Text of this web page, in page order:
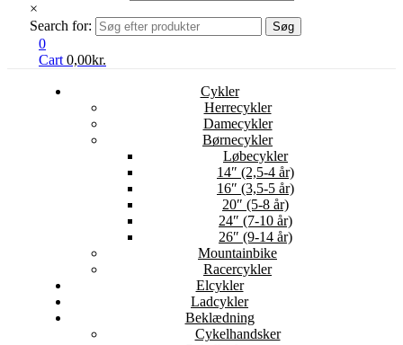
×
Search for:
Søg
0
Cart 0,00kr.
Cykler
Herrecykler
Damecykler
Børnecykler
Løbecykler
14″ (2,5-4 år)
16″ (3,5-5 år)
20″ (5-8 år)
24″ (7-10 år)
26″ (9-14 år)
Mountainbike
Racercykler
Elcykler
Ladcykler
Beklædning
Cykelhandsker